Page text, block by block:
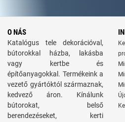
O NÁS
Katalógus tele dekorációval,
bútorokkal házba, lakásba
vagy kertbe és
építőanyagokkal. Termékeink a
vezető gyártóktól származnak,
kedvező áron. Kínálunk
bútorokat, belső
berendezéseket, kerti